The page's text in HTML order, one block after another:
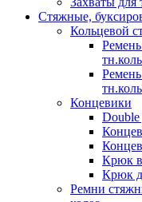
Стяжные,
Кольцевой
Концевики
Крюк
Крюк
Ремни